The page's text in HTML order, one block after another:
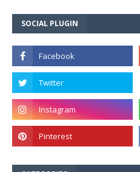
SOCIAL PLUGIN